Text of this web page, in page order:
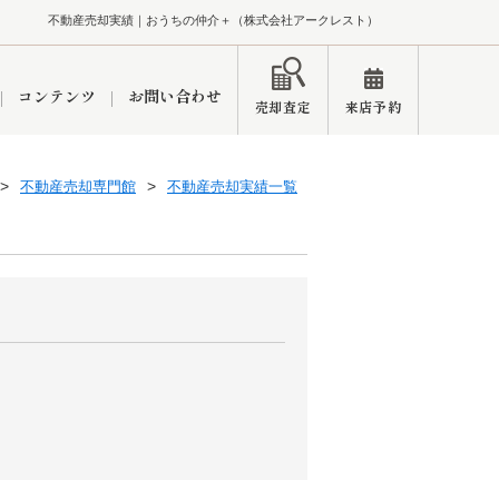
不動産売却実績｜おうちの仲介＋（株式会社アークレスト）
コンテンツ お問い合わせ 売却査定 来店予約
不動産売却専門館 不動産売却実績一覧